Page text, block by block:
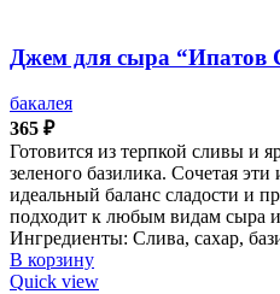
Джем для сыра “Ипатов
бакалея
365 ₽
Готовится из терпкой сливы и
зеленого базилика. Сочетая
идеальный баланс сладости и
подходит к любым видам сыра
Ингредиенты: Слива, сахар,
В корзину
Quick view